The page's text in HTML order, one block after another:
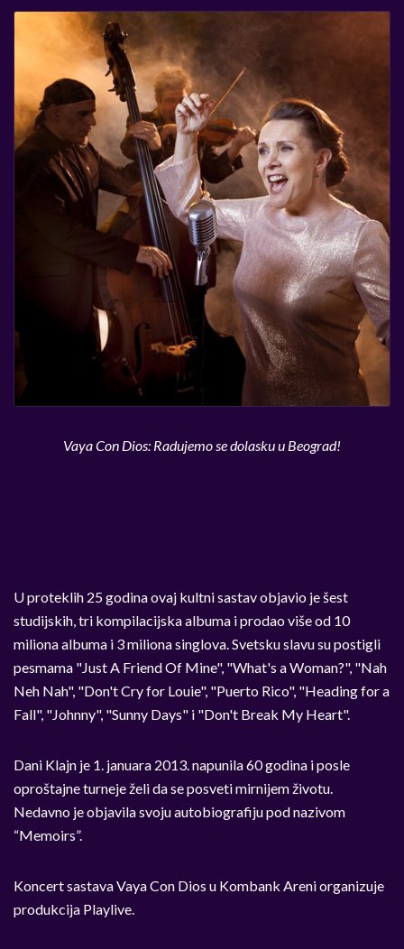
Vaya Con Dios: Radujemo se dolasku u Beograd!
U proteklih 25 godina ovaj kultni sastav objavio je šest
studijskih, tri kompilacijska albuma i prodao više od 10
miliona albuma i 3 miliona singlova. Svetsku slavu su postigli
pesmama "Just A Friend Of Mine", "What's a Woman?", "Nah
Neh Nah", "Don't Cry for Louie", "Puerto Rico", "Heading for a
Fall", "Johnny", "Sunny Days" i "Don't Break My Heart".
Dani Klajn je 1. januara 2013. napunila 60 godina i posle
oproštajne turneje želi da se posveti mirnijem životu.
Nedavno je objavila svoju autobiografiju pod nazivom
“Memoirs”.
Koncert sastava Vaya Con Dios u Kombank Areni organizuje
produkcija Playlive.